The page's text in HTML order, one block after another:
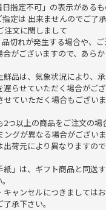
日指定不可」の表示がある
定は 出来ませんのでご了承
注文に関しまして
切れが発生する場合や、
合がございますので、あら
品は、気象状況により、
らせていただく場合がござ
せていただく場合もござい
2つ以上の商品をご注文の場
グが異なる場合がございま
荷元により異なりますの
紙」は、ギフト商品と同送
ャンセルにつきましては
承下さい。